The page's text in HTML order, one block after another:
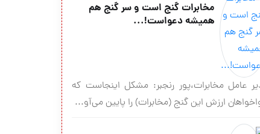
مخابرات گنج است و سر گنج هم
همیشه دعواست!...
عامل مخابرات،پور رنجبر: مشکل اینجاست که
ارزش این گنج (مخابرات) را پایین می‌آو...